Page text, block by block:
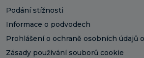
Podání stížnosti
Informace o podvodech
Prohlášení o ochraně osobních údajů
Zásady používání souborů cookie